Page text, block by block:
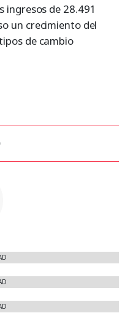
ingresos de 28.491
un crecimiento del
de cambio